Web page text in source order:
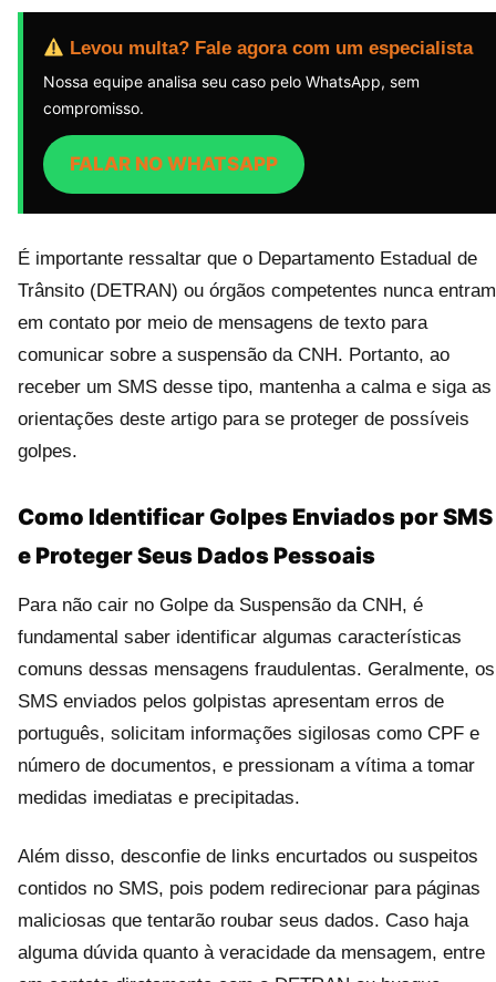
Levou multa? Fale agora com um especialista
Nossa equipe analisa seu caso pelo WhatsApp, sem
compromisso.
FALAR NO WHATSAPP
É importante ressaltar que o Departamento Estadual de
Trânsito (DETRAN) ou órgãos competentes nunca entram
em contato por meio de mensagens de texto para
comunicar sobre a suspensão da CNH. Portanto, ao
receber um SMS desse tipo, mantenha a calma e siga as
orientações deste artigo para se proteger de possíveis
golpes.
Como Identificar Golpes Enviados por SMS
e Proteger Seus Dados Pessoais
Para não cair no Golpe da Suspensão da CNH, é
fundamental saber identificar algumas características
comuns dessas mensagens fraudulentas. Geralmente, os
SMS enviados pelos golpistas apresentam erros de
português, solicitam informações sigilosas como CPF e
número de documentos, e pressionam a vítima a tomar
medidas imediatas e precipitadas.
Além disso, desconfie de links encurtados ou suspeitos
contidos no SMS, pois podem redirecionar para páginas
maliciosas que tentarão roubar seus dados. Caso haja
alguma dúvida quanto à veracidade da mensagem, entre